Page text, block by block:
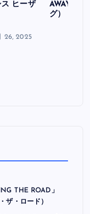
ヒーザ
26, 2025
AWAY」
グ）
THE ROAD」
ザ・ロード）